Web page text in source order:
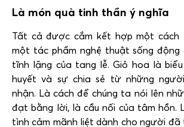
Là món quà tinh thần ý nghĩa
Tất cả được cắm kết hợp một cách
một tác phẩm nghệ thuật sống động
tĩnh lặng của tang lễ. Giỏ hoa là
huyết và sự chia sẻ từ những
nhận. Là cách để chúng ta nói lên
đạt bằng lời, là cầu nối của tâm hồn.
tình cảm mãnh liệt dành cho người đã